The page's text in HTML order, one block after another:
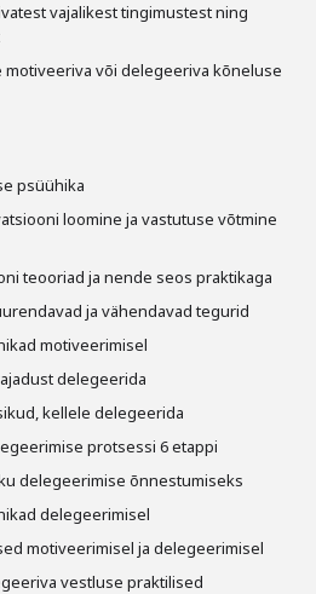
vajalikest tingimustest ning
või delegeeriva kõneluse
psüühika
loomine ja vastutuse võtmine
teooriad ja nende seos praktikaga
ja vähendavad tegurid
motiveerimisel
delegeerida
kellele delegeerida
protsessi 6 etappi
delegeerimise õnnestumiseks
delegeerimisel
motiveerimisel ja delegeerimisel
vestluse praktilised